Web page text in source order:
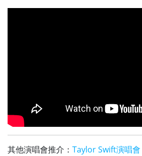
其他演唱會推介： Taylor Swift演唱會